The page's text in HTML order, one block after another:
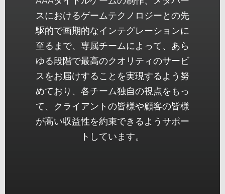
スにおけるゲームテクノロジーとの先
駆的で画期的なインテグレーションに
至るまで、専属チームによって、あら
ゆる段階で最高のクオリティのサービ
スをお届けすることを実現するよう努
めており、各チーム独自の視点をもっ
て、クライアントの皆様や顧客の皆様
が高い収益性を約束できるようサポー
トしています。